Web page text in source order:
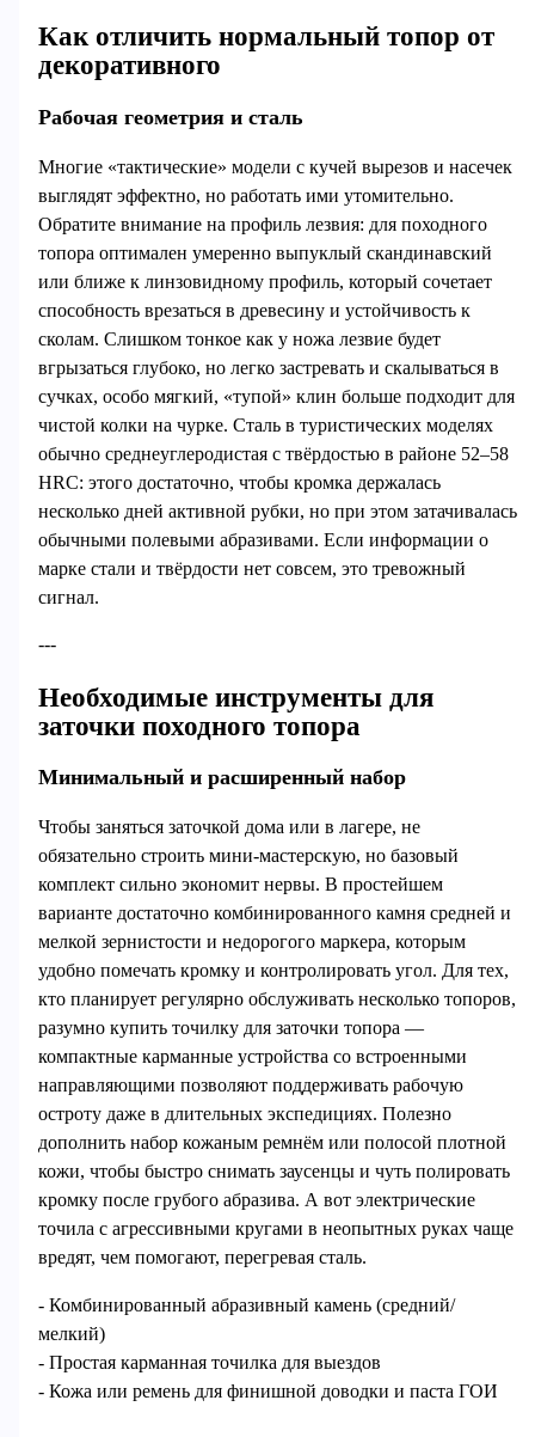
Как отличить нормальный топор от
декоративного
Рабочая геометрия и сталь
Многие «тактические» модели с кучей вырезов и насечек
выглядят эффектно, но работать ими утомительно.
Обратите внимание на профиль лезвия: для походного
топора оптимален умеренно выпуклый скандинавский
или ближе к линзовидному профиль, который сочетает
способность врезаться в древесину и устойчивость к
сколам. Слишком тонкое как у ножа лезвие будет
вгрызаться глубоко, но легко застревать и скалываться в
сучках, особо мягкий, «тупой» клин больше подходит для
чистой колки на чурке. Сталь в туристических моделях
обычно среднеуглеродистая с твёрдостью в районе 52–58
HRC: этого достаточно, чтобы кромка держалась
несколько дней активной рубки, но при этом затачивалась
обычными полевыми абразивами. Если информации о
марке стали и твёрдости нет совсем, это тревожный
сигнал.
---
Необходимые инструменты для
заточки походного топора
Минимальный и расширенный набор
Чтобы заняться заточкой дома или в лагере, не
обязательно строить мини‑мастерскую, но базовый
комплект сильно экономит нервы. В простейшем
варианте достаточно комбинированного камня средней и
мелкой зернистости и недорогого маркера, которым
удобно помечать кромку и контролировать угол. Для тех,
кто планирует регулярно обслуживать несколько топоров,
разумно купить точилку для заточки топора —
компактные карманные устройства со встроенными
направляющими позволяют поддерживать рабочую
остроту даже в длительных экспедициях. Полезно
дополнить набор кожаным ремнём или полосой плотной
кожи, чтобы быстро снимать заусенцы и чуть полировать
кромку после грубого абразива. А вот электрические
точила с агрессивными кругами в неопытных руках чаще
вредят, чем помогают, перегревая сталь.
- Комбинированный абразивный камень (средний/
мелкий)
- Простая карманная точилка для выездов
- Кожа или ремень для финишной доводки и паста ГОИ